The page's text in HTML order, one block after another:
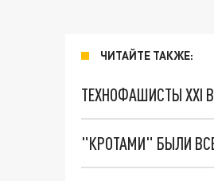
ЧИТАЙТЕ ТАКЖЕ:
ТЕХНОФАШИСТЫ XXI
"КРОТАМИ" БЫЛИ